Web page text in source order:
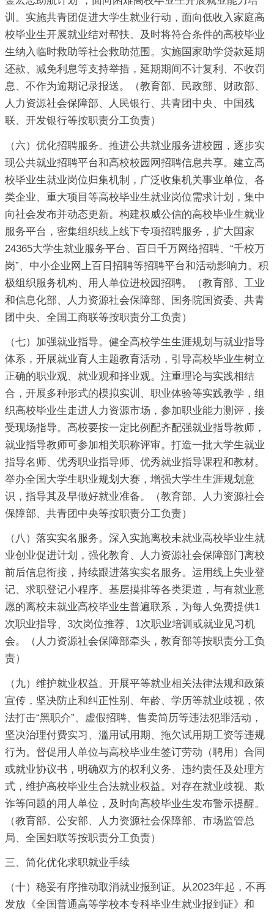
训。实施共青团促进大学生就业行动，面向低收入家庭高
校毕业生开展就业结对帮扶。及时将符合条件的高校毕业
生纳入临时救助等社会救助范围。实施国家助学贷款延期
还款、减免利息等支持举措，延期期间不计复利、不收罚
息、不作为逾期记录报送。（教育部、民政部、财政部、
人力资源社会保障部、人民银行、共青团中央、中国残
联、开发银行等按职责分工负责）
（六）优化招聘服务。推进公共就业服务进校园，逐步实
现公共就业招聘平台和高校校园网招聘信息共享。建立高
校毕业生就业岗位归集机制，广泛收集机关事业单位、各
类企业、重大项目等高校毕业生就业岗位需求计划，集中
向社会发布并动态更新。构建权威公信的高校毕业生就业
服务平台，密集组织线上线下专项招聘服务，扩大国家
24365大学生就业服务平台、百日千万网络招聘、“千校万
岗”、中小企业网上百日招聘等招聘平台和活动影响力。积
极组织服务机构、用人单位进校园招聘。（教育部、工业
和信息化部、人力资源社会保障部、国务院国资委、共青
团中央、全国工商联等按职责分工负责）
（七）加强就业指导。健全高校学生生涯规划与就业指导
体系，开展就业育人主题教育活动，引导高校毕业生树立
正确的职业观、就业观和择业观。注重理论与实践相结
合，开展多种形式的模拟实训、职业体验等实践教学，组
织高校毕业生走进人力资源市场，参加职业能力测评，接
受现场指导。高校要按一定比例配齐配强就业指导教师，
就业指导教师可参加相关职称评审。打造一批大学生就业
指导名师、优秀职业指导师、优秀就业指导课程和教材。
举办全国大学生职业规划大赛，增强大学生生涯规划意
识，指导其及早做好就业准备。（教育部、人力资源社会
保障部、共青团中央等按职责分工负责）
（八）落实实名服务。深入实施离校未就业高校毕业生就
业创业促进计划，强化教育、人力资源社会保障部门离校
前后信息衔接，持续跟进落实实名服务。运用线上失业登
记、求职登记小程序、基层摸排等各类渠道，与有就业意
愿的离校未就业高校毕业生普遍联系，为每人免费提供1
次职业指导、3次岗位推荐、1次职业培训或就业见习机
会。（人力资源社会保障部牵头，教育部等按职责分工负
责）
（九）维护就业权益。开展平等就业相关法律法规和政策
宣传，坚决防止和纠正性别、年龄、学历等就业歧视，依
法打击“黑职介”、虚假招聘、售卖简历等违法犯罪活动，
坚决治理付费实习、滥用试用期、拖欠试用期工资等违规
行为。督促用人单位与高校毕业生签订劳动（聘用）合同
或就业协议书，明确双方的权利义务、违约责任及处理方
式，维护高校毕业生合法就业权益。对存在就业歧视、欺
诈等问题的用人单位，及时向高校毕业生发布警示提醒。
（教育部、公安部、人力资源社会保障部、市场监管总
局、全国妇联等按职责分工负责）
三、简化优化求职就业手续
（十）稳妥有序推动取消就业报到证。从2023年起，不再
发放《全国普通高等学校本专科毕业生就业报到证》和